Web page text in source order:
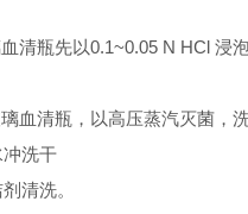
清瓶先以0.1~0.05 N HCl 浸
血清瓶，以高压蒸汽灭菌，
冲洗干
清洗。